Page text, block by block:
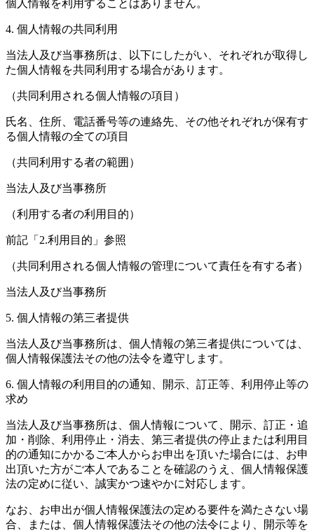
個人情報を利用することはありません。
4. 個人情報の共同利用
当法人及び当事務所は、以下にしたがい、それぞれが取得し
た個人情報を共同利用する場合があります。
（共同利用される個人情報の項目）
氏名、住所、電話番号等の連絡先、その他それぞれが保有す
る個人情報の全ての項目
（共同利用する者の範囲）
当法人及び当事務所
（利用する者の利用目的）
前記「2.利用目的」参照
（共同利用される個人情報の管理について責任を有する者）
当法人及び当事務所
5. 個人情報の第三者提供
当法人及び当事務所は、個人情報の第三者提供については、
個人情報保護法その他の法令を遵守します。
6. 個人情報の利用目的の通知、開示、訂正等、利用停止等の
求め
当法人及び当事務所は、個人情報について、開示、訂正・追
加・削除、利用停止・消去、第三者提供の停止または利用目
的の通知にかかるご本人からお申出を頂いた場合には、お申
出頂いた方がご本人であることを確認のうえ、個人情報保護
法の定めに従い、誠実かつ速やかに対応します。
なお、お申出が個人情報保護法の定める要件を満たさない場
合、または、個人情報保護法その他の法令により、開示等を